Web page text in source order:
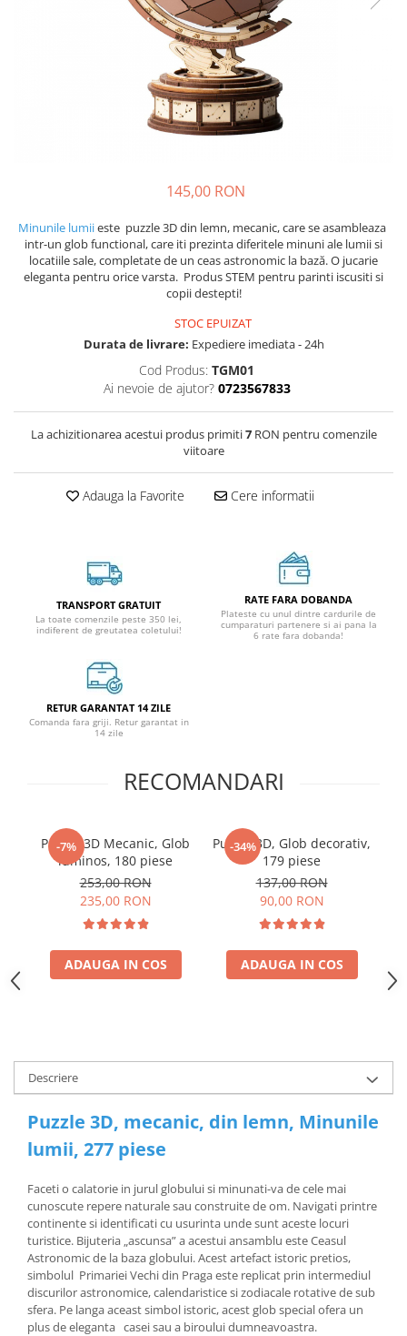
145,00 RON
Minunile lumiieste puzzle 3D din lemn, mecanic, care se asambleaza
intr-un glob functional, care iti prezinta diferitele minuni ale lumii si
locatiile sale, completate de un ceas astronomic la bază. O jucarie
eleganta pentru orice varsta. Produs STEM pentru parinti iscusiti si
copii destepti!
STOC EPUIZAT
Durata de livrare: Expediere imediata - 24h
Cod Produs: TGM01
Ai nevoie de ajutor? 0723567833
La achizitionarea acestui produs primiti7RON pentru comenzile
viitoare
Adauga la Favorite Cere informatii
TRANSPORT GRATUIT
La toate comenzile peste 350 lei,
indiferent de greutatea coletului!
RATE FARA DOBANDA
Plateste cu unul dintre cardurile de
cumparaturi partenere si ai pana la
6 rate fara dobanda!
RETUR GARANTAT 14 ZILE
Comanda fara griji. Retur garantat in
14 zile
RECOMANDARI
-7%
Puzzle 3D Mecanic, Glob
luminos, 180 piese
253,00 RON
235,00 RON
ADAUGA IN COS
-34%
Puzzle 3D, Glob decorativ,
179 piese
137,00 RON
90,00 RON
ADAUGA IN COS
Descriere
Puzzle 3D, mecanic, din lemn, Minunile
lumii, 277 piese
Faceti o calatorie in jurul globului si minunati-va de cele mai
cunoscute repere naturale sau construite de om. Navigati printre
continente si identificati cu usurinta unde sunt aceste locuri
turistice. Bijuteria „ascunsa” a acestui ansamblu este Ceasul
Astronomic de la baza globului. Acest artefact istoric pretios,
simbolul Primariei Vechi din Praga este replicat prin intermediul
discurilor astronomice, calendaristice si zodiacale rotative de sub
sfera. Pe langa aceast simbol istoric, acest glob special ofera un
plus de eleganta casei sau a biroului dumneavoastra.